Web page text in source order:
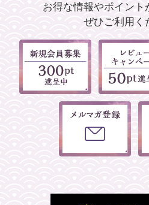
お得な情報やポイント
ぜひご利用く